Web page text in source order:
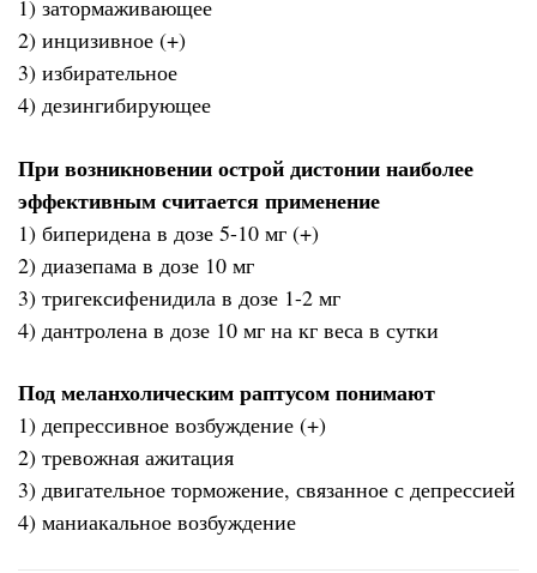
1) затормаживающее
2) инцизивное (+)
3) избирательное
4) дезингибирующее
При возникновении острой дистонии наиболее
эффективным считается применение
1) биперидена в дозе 5-10 мг (+)
2) диазепама в дозе 10 мг
3) тригексифенидила в дозе 1-2 мг
4) дантролена в дозе 10 мг на кг веса в сутки
Под меланхолическим раптусом понимают
1) депрессивное возбуждение (+)
2) тревожная ажитация
3) двигательное торможение, связанное с депрессией
4) маниакальное возбуждение